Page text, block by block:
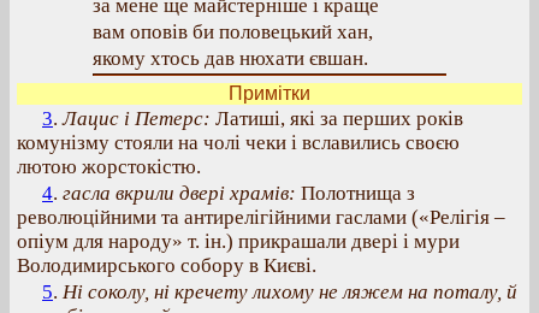
за мене ще майстерніше і краще
вам оповів би половецький хан,
якому хтось дав нюхати євшан.
Примітки
3.Лацис і Петерс: Латиші, які за перших років
комунізму стояли на чолі чеки і вславились своєю
лютою жорстокістю.
4. гасла вкрили двері храмів: Полотнища з
революційними та антирелігійними гаслами («Релігія –
опіум для народу» т. ін.) прикрашали двері і мури
Володимирського собору в Києві.
5. Ні соколу, ні кречету лихому не ляжем на поталу, й